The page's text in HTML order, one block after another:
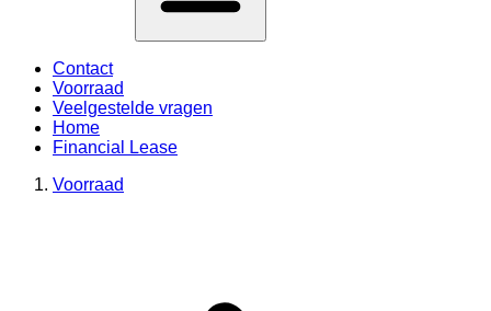
Contact
Voorraad
Veelgestelde vragen
Home
Financial Lease
Voorraad